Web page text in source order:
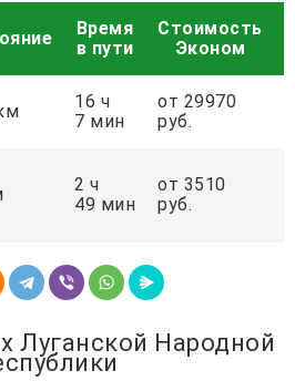
Время
в пути
Стоимость
Эконом
16 ч
7 мин
от 29970
руб.
2 ч
49 мин
от 3510
руб.
Луганской Народной